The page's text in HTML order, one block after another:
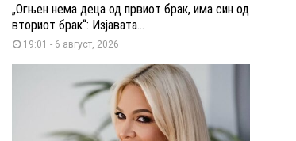
„Огњен нема деца од првиот брак, има син од
вториот брак“: Изјавата...
19:01 - 6 август, 2026